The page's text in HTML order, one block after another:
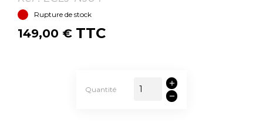
Rupture de stock
149,00 € TTC
Quantité